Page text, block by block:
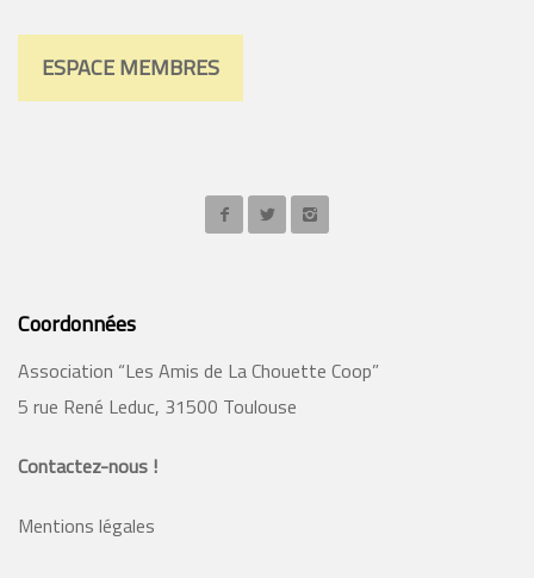
ESPACE MEMBRES
Coordonnées
Association “Les Amis de La Chouette Coop”
5 rue René Leduc, 31500 Toulouse
Contactez-nous !
Mentions légales